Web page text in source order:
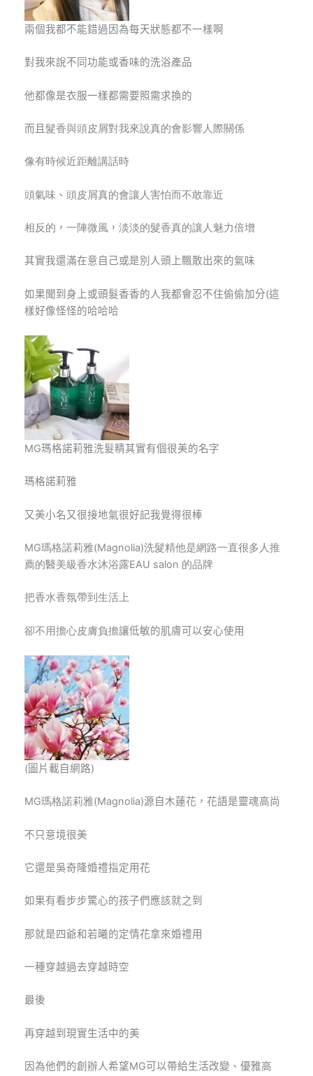
兩個我都不能錯過因為每天狀態都不一樣啊
對我來說不同功能或香味的洗浴產品
他都像是衣服一樣都需要照需求換的
而且 髮香與頭皮屑對我來說真的會影響人際關係
像有時候近距離講話時
頭氣味 、 頭皮屑真的會讓人害怕而不敢靠近
相反的 ， 一陣微風， 淡淡的髮香真的讓人魅力倍增
其實我還滿在意自己或是別人頭上飄散出來的氣味
如果聞到身上或頭髮香香的人我都會忍不住偷偷加分(這
樣好像怪怪的哈哈哈
MG瑪格諾莉雅洗髮精其實有個很美的名字
瑪格諾莉雅
又美小名又很接地氣很好記我覺得很棒
MG瑪格諾莉雅(Magnolia)洗髮精他是網路一直很多人推
薦的醫美級香水沐浴露EAU salon 的品牌
把香水香氛帶到生活上
卻不用擔心皮膚負擔讓低敏的肌膚可以安心使用
(圖片載自網路)
MG瑪格諾莉雅(Magnolia)源自木蓮花，花語是靈魂高尚
不只意境很美
它還是吳奇隆婚禮指定用花
如果有看步步驚心的孩子們應該就之到
那就是四爺和若曦的定情花拿來婚禮用
一種穿越過去穿越時空
最後
再穿越到現實生活中的美
因為他們的創辦人希望MG可以帶給生活改變、優雅高